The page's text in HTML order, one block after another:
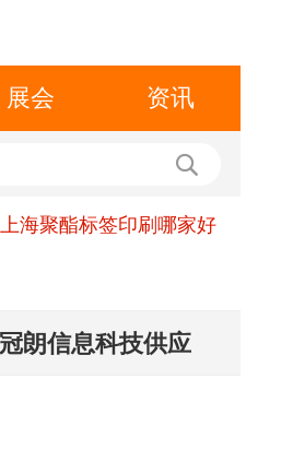
展会 资讯
上海聚酯标签印刷哪家好
朗信息科技供应